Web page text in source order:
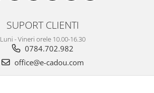
SUPORT CLIENTI
Luni - Vineri orele 10.00-16.30
0784.702.982
office@e-cadou.com